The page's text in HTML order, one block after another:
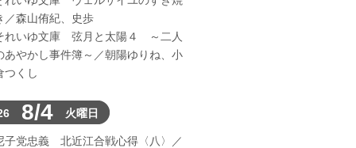
／森山侑紀、史歩
れいゆ文庫 弦月と太陽４ ～二人
あやかし事件簿～／朝陽ゆりね、小
つくし
8/4 火曜日
子党忠義 北近江合戦心得〈八〉／